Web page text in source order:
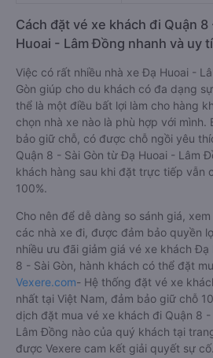
Cách đặt vé xe khách đi Quận
Huoai - Lâm Đồng nhanh và uy
Việc có rất nhiều nhà xe Đạ Huoai -
Gòn giúp cho du khách có đa dạng
thể là một điều bất lợi làm cho hàng
chọn nhà xe nào là phù hợp với mình.
bảo giữ chỗ, có được chỗ ngồi yêu
Quận 8 - Sài Gòn từ Đạ Huoai - Lâm
khách hàng sau khi đặt trực tiếp vẫn
100%.
Cho nên để dễ dàng so sánh giá,
các nhà xe đi, được đảm bảo quyền
nhiều ưu đãi giảm giá vé xe khách Đạ
8 - Sài Gòn, hành khách có thể đặt
Vexere.com- Hệ thống đặt vé xe
nhất tại Việt Nam, đảm bảo giữ chỗ
dịch đặt mua vé xe khách đi Quận 8
Lâm Đồng nào của quý khách tại
được Vexere cam kết giải quyết sự